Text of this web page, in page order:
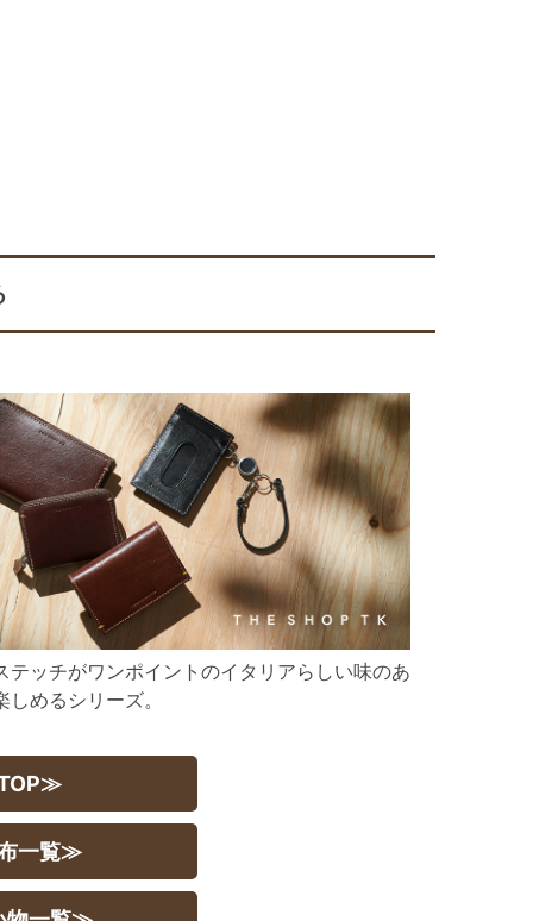
テッチがワンポイントのイタリアらしい味のあ
しめるシリーズ。
一覧≫